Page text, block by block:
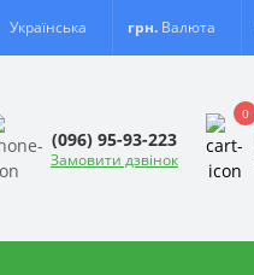
Українська грн. Валюта
(096) 95-93-223
Замовити дзвінок
0